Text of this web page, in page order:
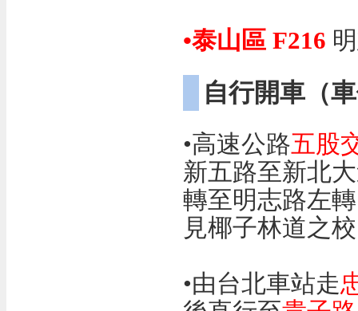
•泰山區 F216
自行開車（
•高速公路五股
新五路至新北
轉至明志路左
見椰子林道之
•由台北車站走